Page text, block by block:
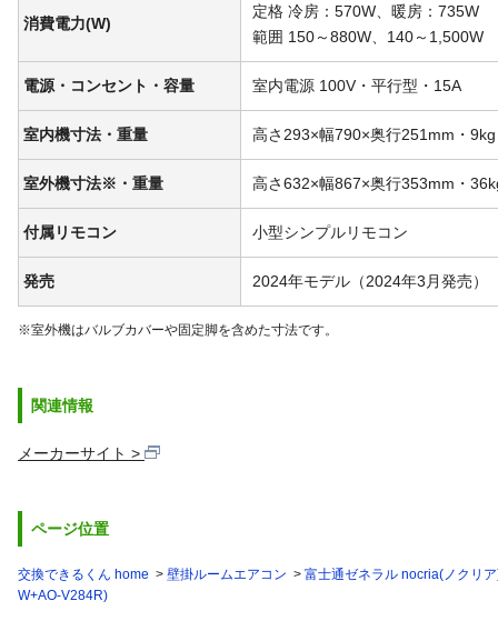
消費電力(W)
定格 冷房：570W、暖房：735W
範囲 150～880W、140～1,500W
電源・コンセント・容量 室内電源 100V・平行型・15A
室内機寸法・重量 高さ293×幅790×奥行251mm・9kg
室外機寸法※・重量 高さ632×幅867×奥行353mm・
付属リモコン 小型シンプルリモコン
発売 2024年モデル（2024年3月発売）
※室外機はバルブカバーや固定脚を含めた寸法です。
関連情報
メーカーサイト
ページ位置
交換できるくん home 壁掛ルームエアコン
富士通ゼネラル nocria(ノクリ
W+AO-V284R)